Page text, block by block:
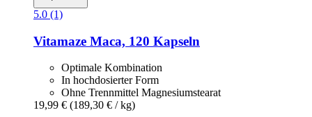
5.0 (1)
Vitamaze Maca, 120 Kapseln
Optimale Kombination
In hochdosierter Form
Ohne Trennmittel Magnesiumstearat
19,99 € (189,30 € / kg)